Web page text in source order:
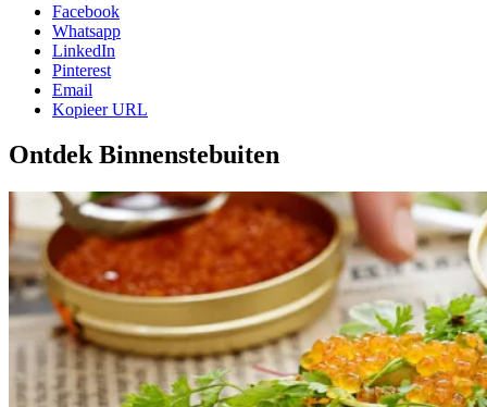
Facebook
Whatsapp
LinkedIn
Pinterest
Email
Kopieer URL
Ontdek Binnenstebuiten